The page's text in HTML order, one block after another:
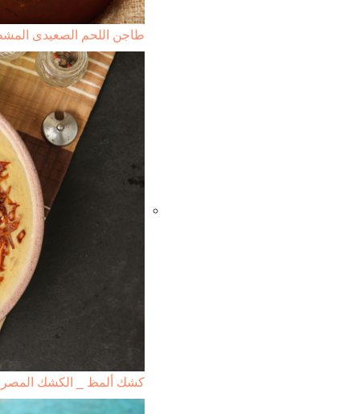
طاجن اللحم الصعيدى
كشك ألمظ _ الكشك